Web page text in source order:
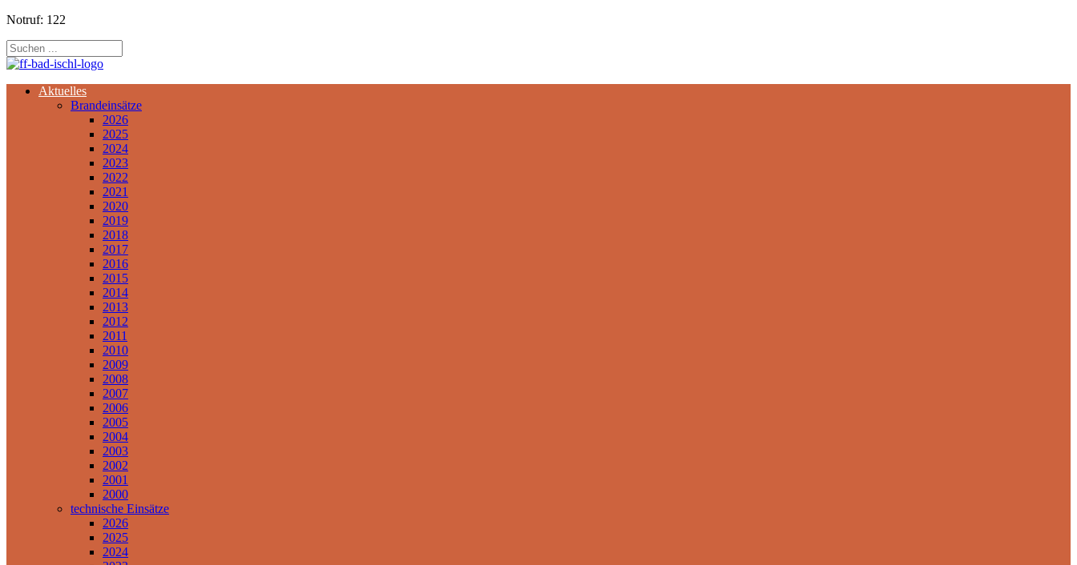
Notruf: 122
Aktuelles
Brandeinsätze
2026
2025
2024
2023
2022
2021
2020
2019
2018
2017
2016
2015
2014
2013
2012
2011
2010
2009
2008
2007
2006
2005
2004
2003
2002
2001
2000
technische Einsätze
2026
2025
2024